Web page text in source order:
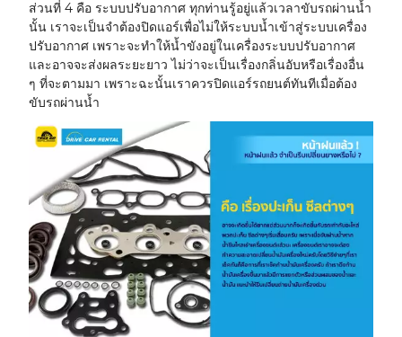
ส่วนที่ 4 คือ ระบบปรับอากาศ ทุกท่านรู้อยู่แล้วเวลาขับรถผ่านน้ำ
นั้น เราจะเป็นจำต้องปิดแอร์เพื่อไม่ให้ระบบน้ำเข้าสู่ระบบเครื่อง
ปรับอากาศ เพราะจะทำให้น้ำขังอยู่ในเครื่องระบบปรับอากาศ
และอาจจะส่งผลระยะยาว ไม่ว่าจะเป็นเรื่องกลิ่นอับหรือเรื่องอื่น
ๆ ที่จะตามมา เพราะฉะนั้นเราควรปิดแอร์รถยนต์ทันทีเมื่อต้อง
ขับรถผ่านน้ำ